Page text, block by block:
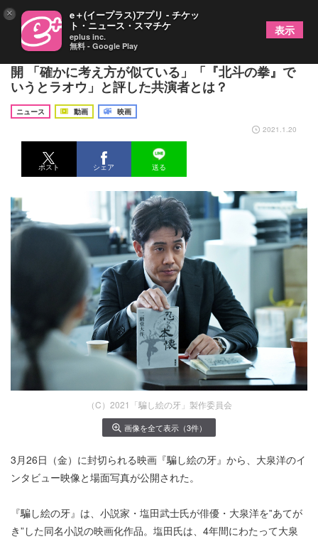
映画『騙し絵の牙』大泉洋のインタビュー映像を公
開 「確かに考え方が似ている」「『北斗の拳』で
いうとラオウ」と評した共演者とは？
ニュース 動画
映画
2021.1.20
ポスト シェア 送る
（C）2021「騙し絵の牙」製作委員会
画像を全て表示（3件）
3月26日（金）に封切られる映画『騙し絵の牙』から、大泉洋のイ
ンタビュー映像と場面写真が公開された。
『騙し絵の牙』は、小説家・塩田武士氏が俳優・大泉洋を‟あてが
き”した同名小説の映画化作品。塩田氏は、4年間にわたって大泉
× e＋(イープラス)アプリ - チケッ
ト・ニュース・スマチケ
eplus inc.
無料 - Google Play
表示